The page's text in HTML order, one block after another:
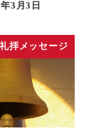
3月3日
礼拝メッセージ